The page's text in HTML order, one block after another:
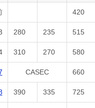
420
280 235 515
310 270 580
CASEC 660
390 335 725